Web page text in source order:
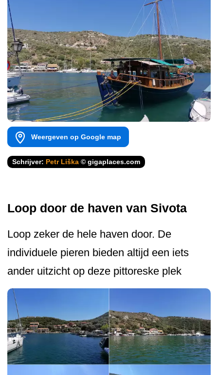
Weergeven op Google map
Schrijver: Petr Liška © gigaplaces.com
Loop door de haven van Sivota
Loop zeker de hele haven door. De
individuele pieren bieden altijd een iets
ander uitzicht op deze pittoreske plek